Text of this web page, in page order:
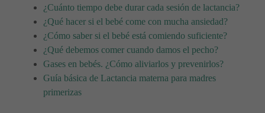
¿Cuánto tiempo debe durar cada sesión de lactancia?
¿Qué hacer si el bebé come con mucha ansiedad?
¿Cómo saber si el bebé está comiendo suficiente?
¿Qué debemos comer cuando damos el pecho?
Gases en bebés. ¿Cómo aliviarlos y prevenirlos?
Guía básica de Lactancia materna para madres
primerizas